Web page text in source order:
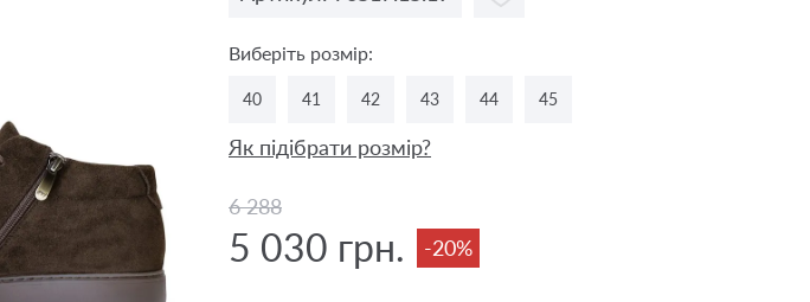
Виберіть розмір:
40 41 42 43 44 45
Як підібрати розмір?
6 288
5 030 грн. -20%